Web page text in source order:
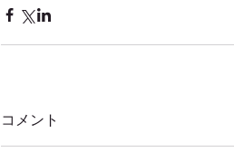
コメント